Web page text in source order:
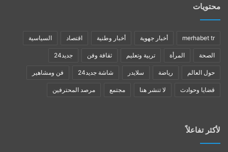
محتويات
merhabet tr أخبار جهوية أخبار وطنية اقتصاد السياسية
الصحة المرأة تربية وتعليم ثقافة وفن جديد24
حول العالم رياضة سلايدر شاشة جديد24 فن ومشاهير
قضايا وحوادث لا تنشر هنا مجتمع مرصد المحترفين
لأكثر تفاعلاً